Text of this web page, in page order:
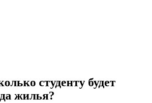
студенту будет
жилья?